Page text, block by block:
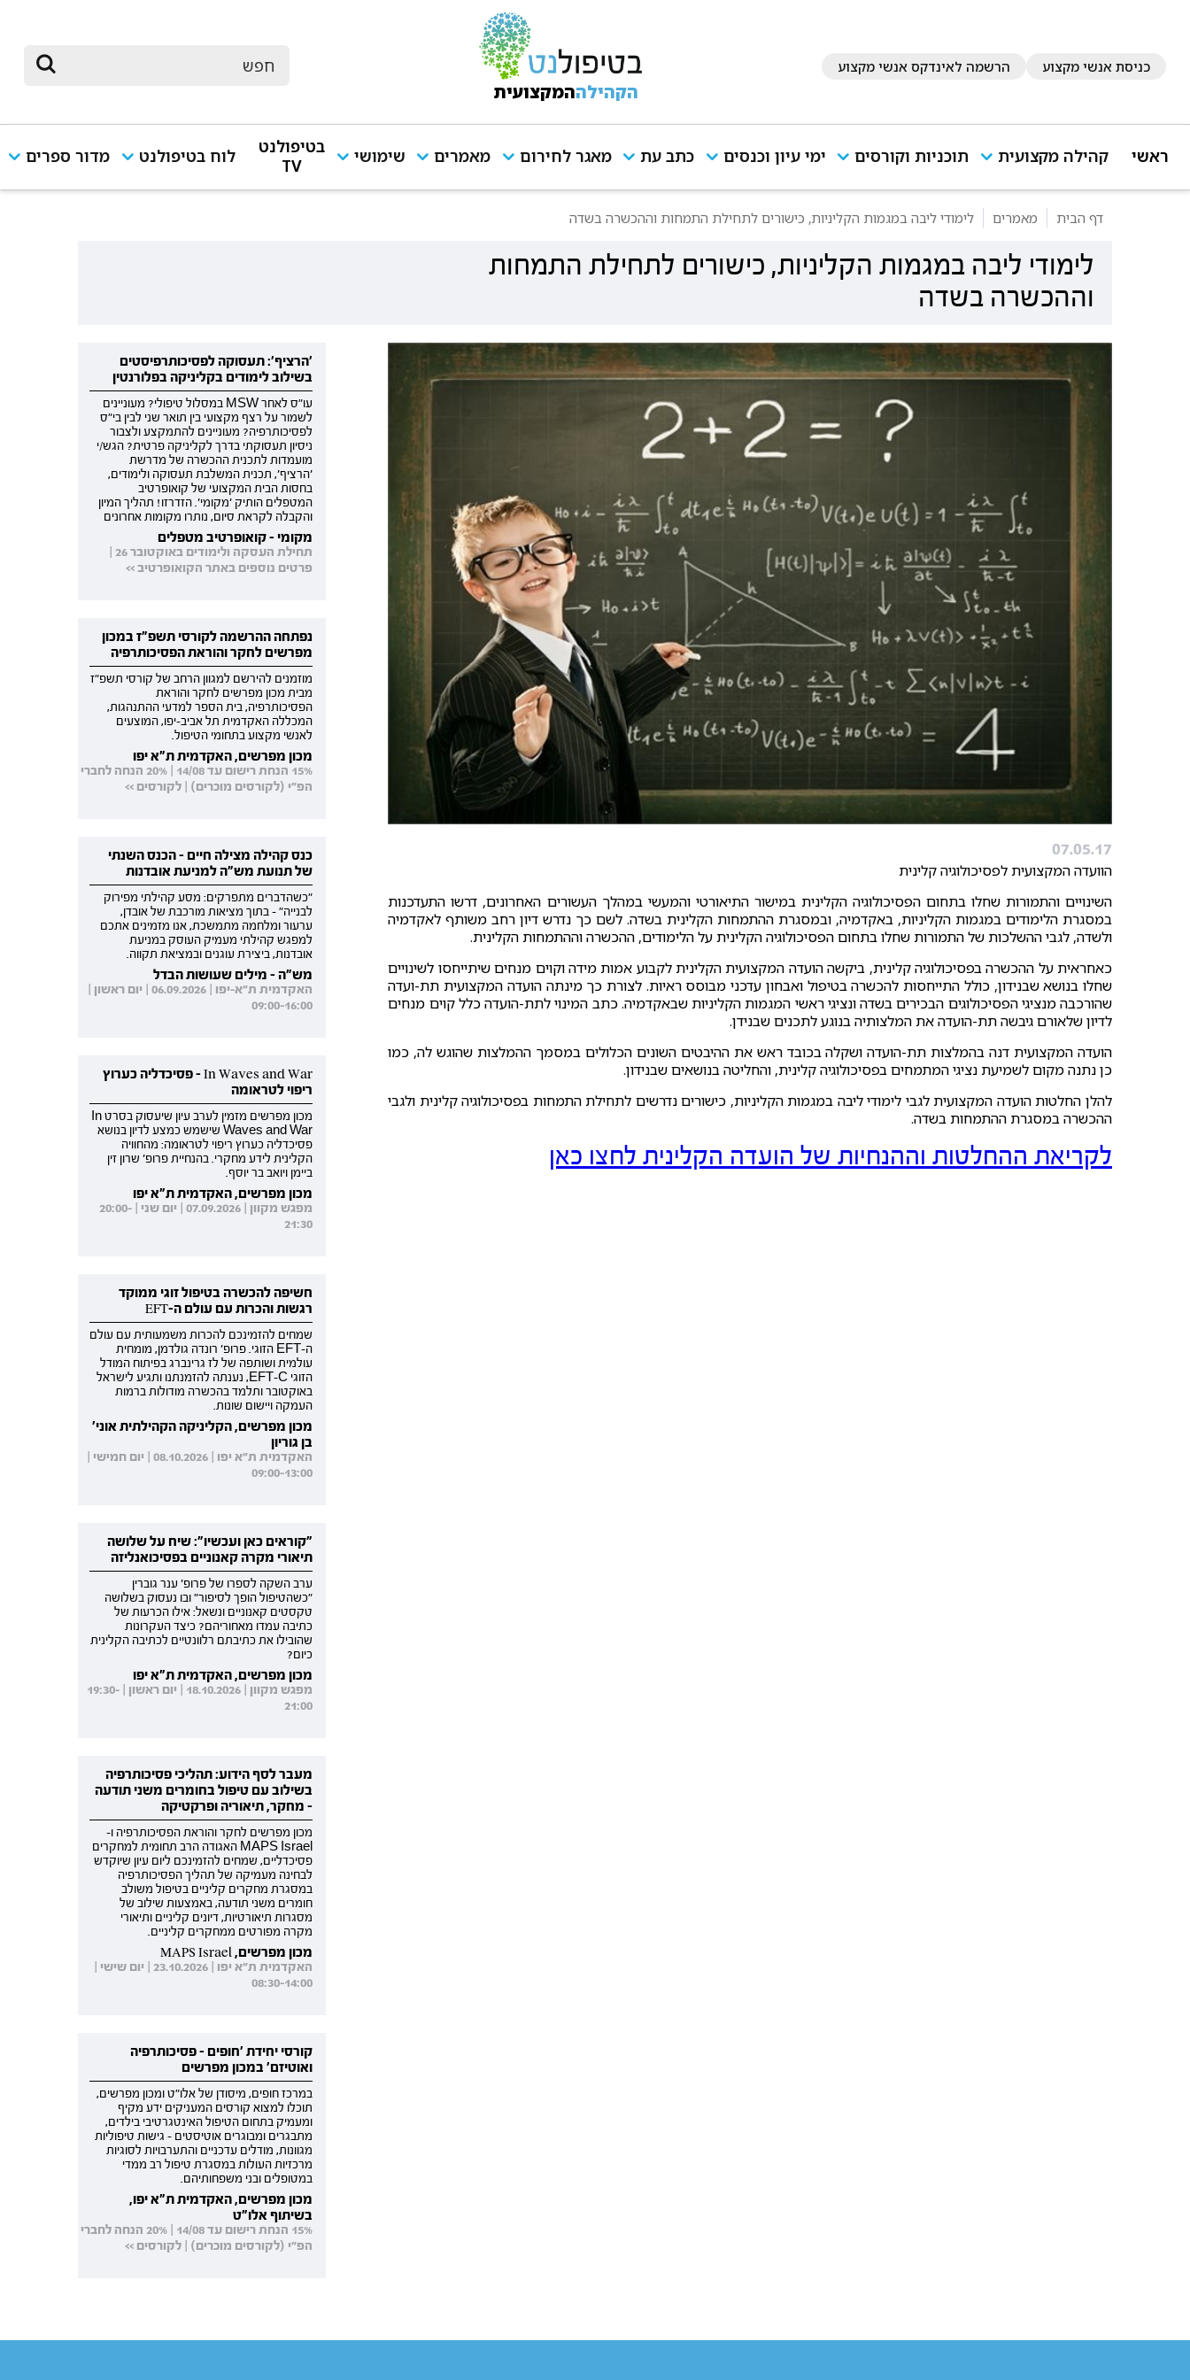
כניסת אנשי מקצוע הרשמה לאינדקס אנשי מקצוע
הקהילההמקצועית
ראשי קהילה מקצועית תוכניות וקורסים ימי עיון וכנסים כתב עת מאגר לחירום מאמרים שימושי
בטיפולנט
TV
לוח בטיפולנט מדור ספרים
דף הבית מאמרים לימודי ליבה במגמות הקליניות, כישורים לתחילת התמחות וההכשרה בשדה
לימודי ליבה במגמות הקליניות, כישורים לתחילת התמחות
וההכשרה בשדה
07.05.17
הוועדה המקצועית לפסיכולוגיה קלינית
השינויים והתמורות שחלו בתחום הפסיכולוגיה הקלינית במישור התיאורטי והמעשי במהלך העשורים האחרונים, דרשו התעדכנות
במסגרת הלימודים במגמות הקליניות, באקדמיה, ובמסגרת ההתמחות הקלינית בשדה. לשם כך נדרש דיון רחב משותף לאקדמיה
ולשדה, לגבי ההשלכות של התמורות שחלו בתחום הפסיכולוגיה הקלינית על הלימודים, ההכשרה וההתמחות הקלינית.
כאחראית על ההכשרה בפסיכולוגיה קלינית, ביקשה הועדה המקצועית הקלינית לקבוע אמות מידה וקוים מנחים שיתייחסו לשינויים
שחלו בנושא שבנידון, כולל התייחסות להכשרה בטיפול ואבחון עדכני מבוסס ראיות. לצורת כך מינתה הועדה המקצועית תת-ועדה
שהורכבה מנציגי הפסיכולוגים הבכירים בשדה ונציגי ראשי המגמות הקליניות שבאקדמיה. כתב המינוי לתת-הועדה כלל קוים מנחים
לדיון שלאורם גיבשה תת-הועדה את המלצותיה בנוגע לתכנים שבנידן.
הועדה המקצועית דנה בהמלצות תת-הועדה ושקלה בכובד ראש את ההיבטים השונים הכלולים במסמך ההמלצות שהוגש לה, כמו
כן נתנה מקום לשמיעת נציגי המתמחים בפסיכולוגיה קלינית, והחליטה בנושאים שבנידון.
להלן החלטות הועדה המקצועית לגבי לימודי ליבה במגמות הקליניות, כישורים נדרשים לתחילת התמחות בפסיכולוגיה קלינית ולגבי
ההכשרה במסגרת ההתמחות בשדה.
לקריאת ההחלטות וההנחיות של הועדה הקלינית לחצו כאן
'הרציף': תעסוקה לפסיכותרפיסטים
בשילוב לימודים בקליניקה בפלורנטין
עו"ס לאחר MSW במסלול טיפולי? מעוניינים
לשמור על רצף מקצועי בין תואר שני לבין בי"ס
לפסיכותרפיה? מעוניינים להתמקצע ולצבור
ניסיון תעסוקתי בדרך לקליניקה פרטית? הגש/י
מועמדות לתכנית ההכשרה של מדרשת
'הרציף', תכנית המשלבת תעסוקה ולימודים,
בחסות הבית המקצועי של קואופרטיב
המטפלים הותיק 'מקומי'. הזדרזו! תהליך המיון
והקבלה לקראת סיום, נותרו מקומות אחרונים
מקומי - קואופרטיב מטפלים
תחילת העסקה ולימודים באוקטובר 26 |
פרטים נוספים באתר הקואופרטיב >>
נפתחה ההרשמה לקורסי תשפ"ז במכון
מפרשים לחקר והוראת הפסיכותרפיה
מוזמנים להירשם למגוון הרחב של קורסי תשפ"ז
מבית מכון מפרשים לחקר והוראת
הפסיכותרפיה, בית הספר למדעי ההתנהגות,
המכללה האקדמית תל אביב-יפו, המוצעים
לאנשי מקצוע בתחומי הטיפול.
מכון מפרשים, האקדמית ת"א יפו
15% הנחת רישום עד 14/08 | 20% הנחה לחברי
הפ"י (לקורסים מוכרים) | לקורסים >>
כנס קהילה מצילה חיים - הכנס השנתי
של תנועת מש"ה למניעת אובדנות
"כשהדברים מתפרקים: מסע קהילתי מפירוק
לבנייה" - בתוך מציאות מורכבת של אובדן,
ערעור ומלחמה מתמשכת, אנו מזמינים אתכם
למפגש קהילתי מעמיק העוסק במניעת
אובדנות, ביצירת עוגנים ובמציאת תקווה.
מש"ה - מילים שעושות הבדל
האקדמית ת"א-יפו | 06.09.2026 | יום ראשון |
09:00-16:00
In Waves and War - פסיכדליה כערוץ
ריפוי לטראומה
מכון מפרשים מזמין לערב עיון שיעסוק בסרט In
Waves and War שישמש כמצע לדיון בנושא
פסיכדליה כערוץ ריפוי לטראומה: מהחוויה
הקלינית לידע מחקרי. בהנחיית פרופ' שרון זין
ביימן ויואב בר יוסף.
מכון מפרשים, האקדמית ת"א יפו
מפגש מקוון | 07.09.2026 | יום שני | 20:00-
21:30
חשיפה להכשרה בטיפול זוגי ממוקד
רגשות והכרות עם עולם ה-EFT
שמחים להזמינכם להכרות משמעותית עם עולם
ה-EFT הזוגי. פרופ' רונדה גולדמן, מומחית
עולמית ושותפה של לז גרינברג בפיתוח המודל
הזוגי EFT-C, נענתה להזמנתנו ותגיע לישראל
באוקטובר ותלמד בהכשרה מודולות ברמות
העמקה ויישום שונות.
מכון מפרשים, הקליניקה הקהילתית אוני'
בן גוריון
האקדמית ת"א יפו | 08.10.2026 | יום חמישי |
09:00-13:00
"קוראים כאן ועכשיו": שיח על שלושה
תיאורי מקרה קאנוניים בפסיכואנליזה
ערב השקה לספרו של פרופ' ענר גוברין
"כשהטיפול הופך לסיפור" ובו נעסוק בשלושה
טקסטים קאנוניים ונשאל: אילו הכרעות של
כתיבה עמדו מאחוריהם? כיצד העקרונות
שהובילו את כתיבתם רלוונטיים לכתיבה הקלינית
כיום?
מכון מפרשים, האקדמית ת"א יפו
מפגש מקוון | 18.10.2026 | יום ראשון | 19:30-
21:00
מעבר לסף הידוע: תהליכי פסיכותרפיה
בשילוב עם טיפול בחומרים משני תודעה
- מחקר, תיאוריה ופרקטיקה
מכון מפרשים לחקר והוראת הפסיכותרפיה ו-
MAPS Israel האגודה הרב תחומית למחקרים
פסיכדליים, שמחים להזמינכם ליום עיון שיוקדש
לבחינה מעמיקה של תהליך הפסיכותרפיה
במסגרת מחקרים קליניים בטיפול משולב
חומרים משני תודעה, באמצעות שילוב של
מסגרות תיאורטיות, דיונים קליניים ותיאורי
מקרה מפורטים ממחקרים קליניים.
מכון מפרשים, MAPS Israel
האקדמית ת"א יפו | 23.10.2026 | יום שישי |
08:30-14:00
קורסי יחידת 'חופים - פסיכותרפיה
ואוטיזם' במכון מפרשים
במרכז חופים, מיסודן של אלו"ט ומכון מפרשים,
תוכלו למצוא קורסים המעניקים ידע מקיף
ומעמיק בתחום הטיפול האינטגרטיבי בילדים,
מתבגרים ומבוגרים אוטיסטים - גישות טיפוליות
מגוונות, מודלים עדכניים והתערבויות לסוגיות
מרכזיות העולות במסגרת טיפול רב ממדי
במטופלים ובני משפחותיהם.
מכון מפרשים, האקדמית ת"א יפו,
בשיתוף אלו"ט
15% הנחת רישום עד 14/08 | 20% הנחה לחברי
הפ"י (לקורסים מוכרים) | לקורסים >>